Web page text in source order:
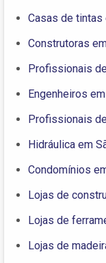
Casas de tintas
Construtoras
Profissionais
Engenheiros
Profissionais
Hidráulica em
Condomínios
Lojas de
Lojas de
Lojas de